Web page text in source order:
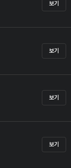
보기
보기
보기
보기